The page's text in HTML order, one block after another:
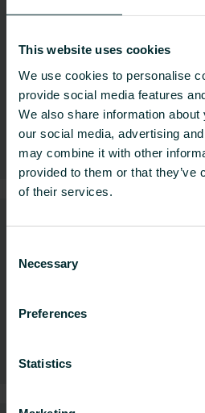
This website uses cookies
We use cookies to personalise
provide social media features
We also share information
our social media, advertising
may combine it with other
provided to them or that they’ve
of their services.
Selection
Necessary
Preferences
Statistics